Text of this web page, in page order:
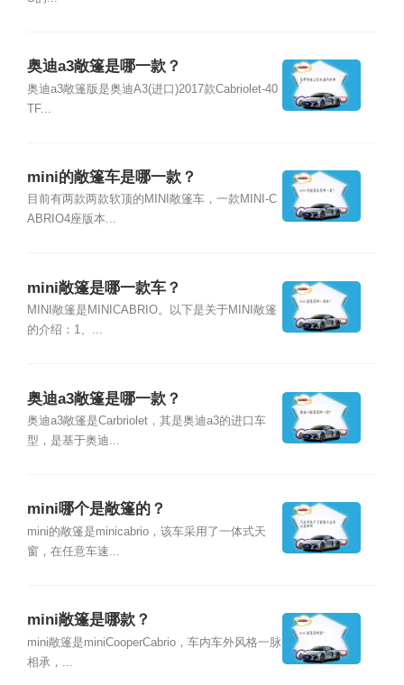
奥迪a3敞篷是哪一款？
奥迪a3敞篷版是奥迪A3(进口)2017款Cabriolet-40
TF...
mini的敞篷车是哪一款？
目前有两款两款软顶的MINI敞篷车，一款MINI-C
ABRIO4座版本...
mini敞篷是哪一款车？
MINI敞篷是MINICABRIO。以下是关于MINI敞篷
的介绍：1、...
奥迪a3敞篷是哪一款？
奥迪a3敞篷是Carbriolet，其是奥迪a3的进口车
型，是基于奥迪...
mini哪个是敞篷的？
mini的敞篷是minicabrio，该车采用了一体式天
窗，在任意车速...
mini敞篷是哪款？
mini敞篷是miniCooperCabrio，车内车外风格一脉
相承，...